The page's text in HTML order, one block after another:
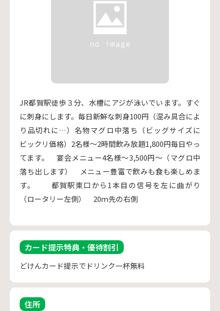
JR都賀駅徒歩３分、水槽にアジが泳いでいます。すぐ
に刺身にします。毎日新鮮な刺身100円（混み具合によ
り品切れに…）名物マグロ中落ち（ビッグサイズに
ビックリ価格）2名様～2時間飲み放題1,800円毎日やっ
てます。 宴会メニュー4名様～3,500円～（マグロ中
落ち出します） メニュー豊富で飲みも食も楽しめま
す。 都賀駅東口から1本目の信号を左に曲がり
（ロータリー左側） 20ｍ先の右側
カード提示特典・優待割引
どけんカード提示でドリンク一杯無料
住所